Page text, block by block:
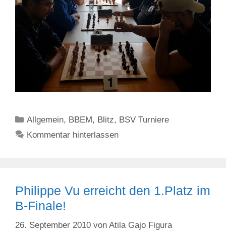
Kategorien
Allgemein, BBEM, Blitz, BSV Turniere
Kommentar hinterlassen
Philippe Vu erreicht den 1.Platz im
B-Finale!
26. September 2010 von Atila Gajo Figura